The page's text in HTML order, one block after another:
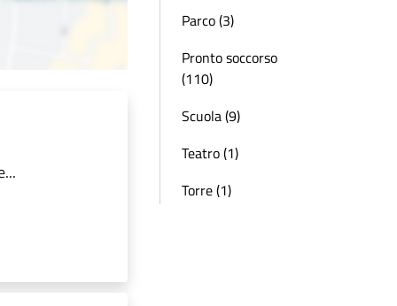
Parco (3)
Pronto soccorso
(110)
Scuola (9)
Teatro (1)
Torre (1)